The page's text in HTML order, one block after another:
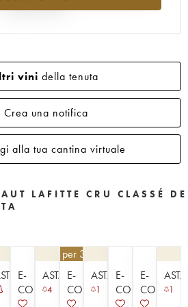
vini della tenuta
Crea una notifica
alla tua cantina virtuale
LAFITTE CRU CLASSÉ DE
E-
COMMERCE
ASTA
4
per 3 | - 10%
E-
COMMERCE
ASTA
1
E-
COMMERCE
E-
ASTA
1